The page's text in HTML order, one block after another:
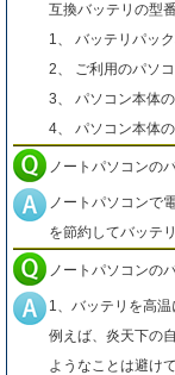
互換バッテリの型
1、 バッテリパッ
2、 ご利用のパソ
3、 パソコン本体
4、 パソコン本体の
ノートパソコンの
ノートパソコンで
を節約してバッテ
ノートパソコンの
1、バッテリを高温
例えば、炎天下の
ようなことは避け